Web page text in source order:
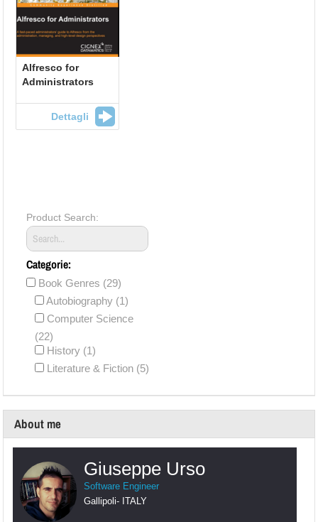
Alfresco for
Administrators
Dettagli
Product Search:
Categorie:
Book Genres (29)
Autobiography (1)
Computer Science
(22)
History (1)
Literature & Fiction (5)
About me
Giuseppe Urso
Software Engineer
Gallipoli- ITALY